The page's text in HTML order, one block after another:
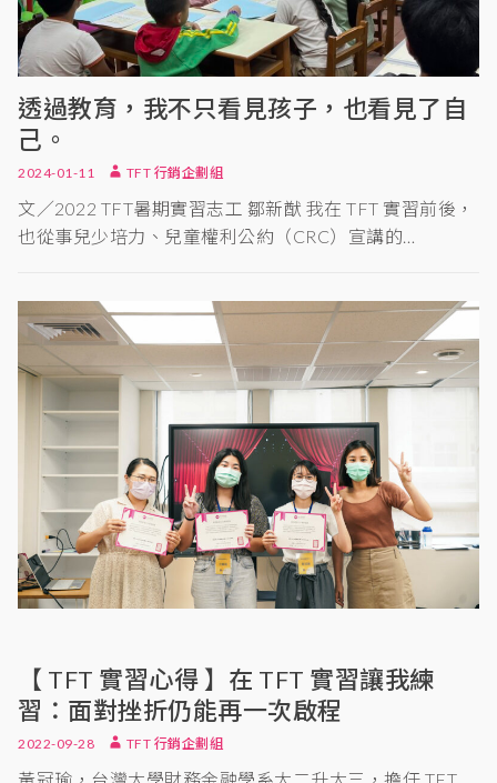
透過教育，我不只看見孩子，也看見了自
己。
2024-01-11 TFT 行銷企劃組
文／2022 TFT暑期實習志工 鄒新猷 我在 TFT 實習前後，
也從事兒少培力、兒童權利公約（CRC）宣講的…
【 TFT 實習心得 】在 TFT 實習讓我練
習：面對挫折仍能再一次啟程
2022-09-28 TFT 行銷企劃組